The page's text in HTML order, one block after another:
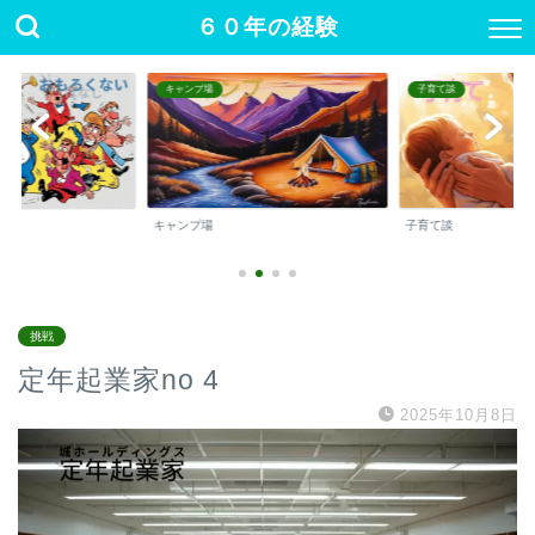
６０年の経験
キャンプ場
キャンプ場
子育て談
子育て談
挑戦
定年起業家no 4
2025年10月8日